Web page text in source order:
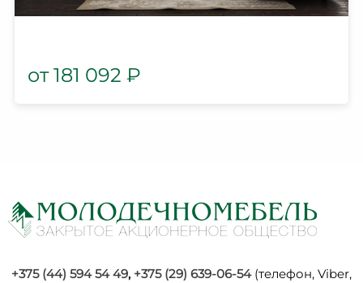
181 092 ₽
+375 (44) 594 54 49, +375 (29) 639-06-54(телефон, Viber,